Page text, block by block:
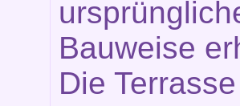
Bauweise
Die